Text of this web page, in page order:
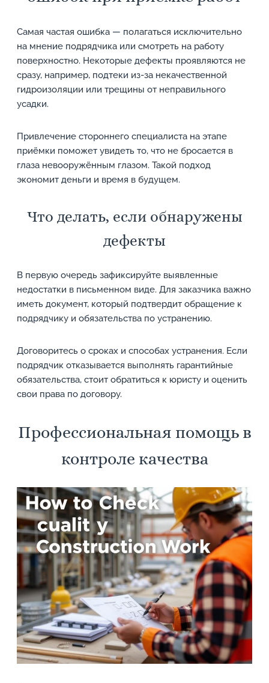
Самая частая ошибка — полагаться исключительно
на мнение подрядчика или смотреть на работу
поверхностно. Некоторые дефекты проявляются не
сразу, например, подтеки из-за некачественной
гидроизоляции или трещины от неправильного
усадки.
Привлечение стороннего специалиста на этапе
приёмки поможет увидеть то, что не бросается в
глаза невооружённым глазом. Такой подход
экономит деньги и время в будущем.
Что делать, если обнаружены
дефекты
В первую очередь зафиксируйте выявленные
недостатки в письменном виде. Для заказчика важно
иметь документ, который подтвердит обращение к
подрядчику и обязательства по устранению.
Договоритесь о сроках и способах устранения. Если
подрядчик отказывается выполнять гарантийные
обязательства, стоит обратиться к юристу и оценить
свои права по договору.
Профессиональная помощь в
контроле качества